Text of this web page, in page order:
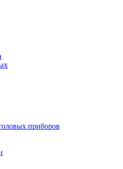
приборов